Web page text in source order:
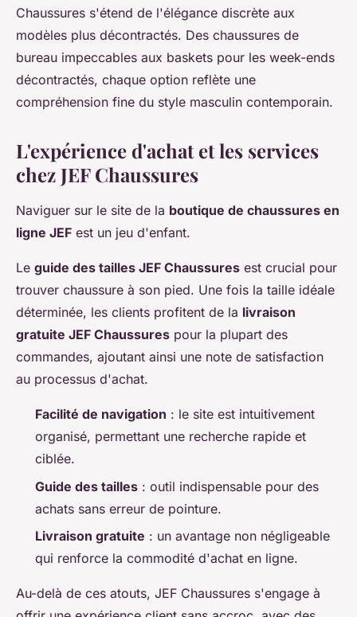
Chaussures s'étend de l'élégance discrète aux
modèles plus décontractés. Des chaussures de
bureau impeccables aux baskets pour les week-ends
décontractés, chaque option reflète une
compréhension fine du style masculin contemporain.
L'expérience d'achat et les services
chez JEF Chaussures
Naviguer sur le site de la boutique de chaussures en
ligne JEF est un jeu d'enfant.
Le guide des tailles JEF Chaussures est crucial pour
trouver chaussure à son pied. Une fois la taille idéale
déterminée, les clients profitent de la livraison
gratuite JEF Chaussures pour la plupart des
commandes, ajoutant ainsi une note de satisfaction
au processus d'achat.
Facilité de navigation : le site est intuitivement
organisé, permettant une recherche rapide et
ciblée.
Guide des tailles : outil indispensable pour des
achats sans erreur de pointure.
Livraison gratuite : un avantage non négligeable
qui renforce la commodité d'achat en ligne.
Au-delà de ces atouts, JEF Chaussures s'engage à